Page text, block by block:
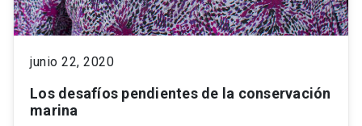
junio 22, 2020
Los desafíos pendientes de la conservación
marina